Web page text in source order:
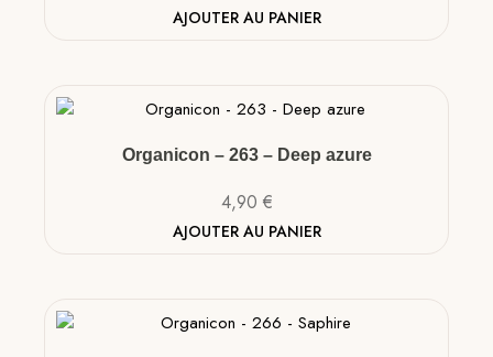
AJOUTER AU PANIER
Organicon – 263 – Deep azure
4,90 €
AJOUTER AU PANIER